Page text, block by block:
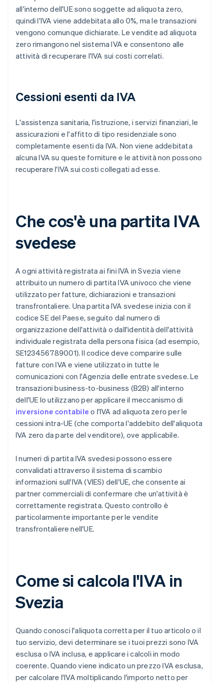
all'interno dell'UE sono soggette ad aliquota zero,
quindi l'IVA viene addebitata allo 0%, ma le transazioni
vengono comunque dichiarate. Le vendite ad aliquota
zero rimangono nel sistema IVA e consentono alle
attività di recuperare l'IVA sui costi correlati.
Cessioni esenti da IVA
L'assistenza sanitaria, l'istruzione, i servizi finanziari, le
assicurazioni e l'affitto di tipo residenziale sono
completamente esenti da IVA. Non viene addebitata
alcuna IVA su queste forniture e le attività non possono
recuperare l'IVA sui costi collegati ad esse.
Che cos'è una partita IVA
svedese
A ogni attività registrata ai fini IVA in Svezia viene
attribuito un numero di partita IVA univoco che viene
utilizzato per fatture, dichiarazioni e transazioni
transfrontaliere. Una partita IVA svedese inizia con il
codice SE del Paese, seguito dal numero di
organizzazione dell'attività o dall'identità dell'attività
individuale registrata della persona fisica (ad esempio,
SE123456789001). Il codice deve comparire sulle
fatture con IVA e viene utilizzato in tutte le
comunicazioni con l'Agenzia delle entrate svedese. Le
transazioni business-to-business (B2B) all'interno
dell'UE lo utilizzano per applicare il meccanismo di
inversione contabile o l'IVA ad aliquota zero per le
cessioni intra-UE (che comporta l'addebito dell'aliquota
IVA zero da parte del venditore), ove applicabile.
I numeri di partita IVA svedesi possono essere
convalidati attraverso il sistema di scambio
informazioni sull'IVA (VIES) dell'UE, che consente ai
partner commerciali di confermare che un'attività è
correttamente registrata. Questo controllo è
particolarmente importante per le vendite
transfrontaliere nell'UE.
Come si calcola l'IVA in
Svezia
Quando conosci l'aliquota corretta per il tuo articolo o il
tuo servizio, devi determinare se i tuoi prezzi sono IVA
esclusa o IVA inclusa, e applicare i calcoli in modo
coerente. Quando viene indicato un prezzo IVA esclusa,
per calcolare l'IVA moltiplicando l'importo netto per